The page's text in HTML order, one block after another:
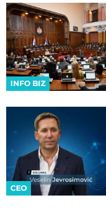
INFO BIZ
CEO